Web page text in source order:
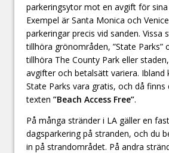
parkeringsytor mot en avgift för sina
Exempel är Santa Monica och
parkeringar precis vid sanden. Vissa
tillhöra grönområden, ”State Parks”
tillhöra The County Park eller
avgifter och betalsätt variera. Ibland
State Parks vara gratis, och då finns
texten ”Beach Access Free”.
På många stränder i LA gäller en
dagsparkering på stranden, och du
in på strandområdet. På andra